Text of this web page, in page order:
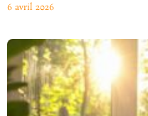
6 avril 2026